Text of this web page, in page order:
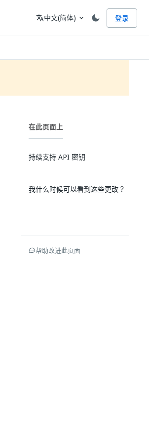
语言
translate中文(简体) expand_more 登录
在此页面上
持续支持 API 密钥
我什么时候可以看到这些更改？
帮助改进此页面